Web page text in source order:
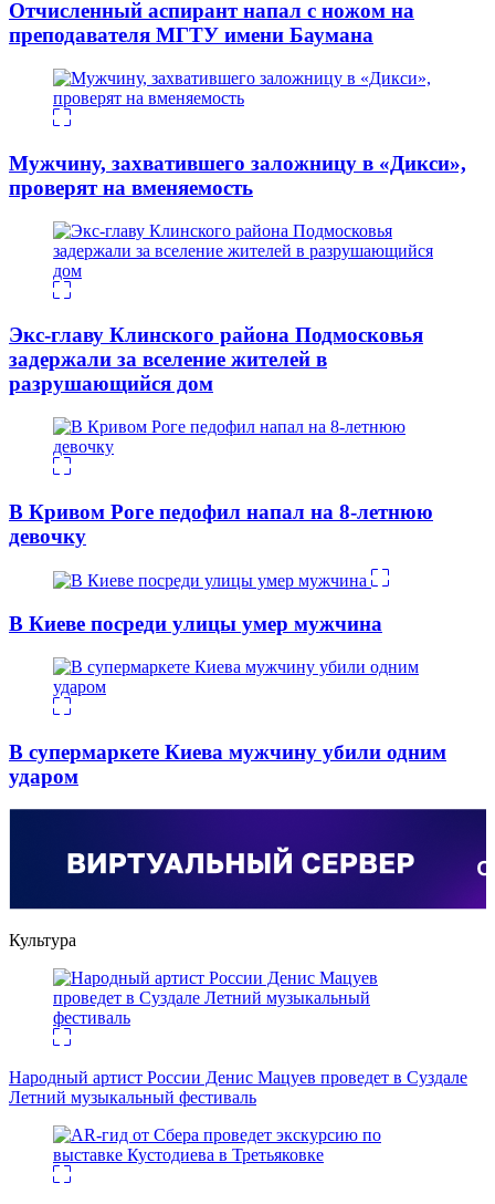
Отчисленный аспирант напал с ножом на
преподавателя МГТУ имени Баумана
Мужчину, захватившего заложницу в «Дикси»,
проверят на вменяемость
Экс-главу Клинского района Подмосковья
задержали за вселение жителей в
разрушающийся дом
В Кривом Роге педофил напал на 8-летнюю
девочку
В Киеве посреди улицы умер мужчина
В супермаркете Киева мужчину убили одним
ударом
Культура
Народный артист России Денис Мацуев проведет в Суздале
Летний музыкальный фестиваль